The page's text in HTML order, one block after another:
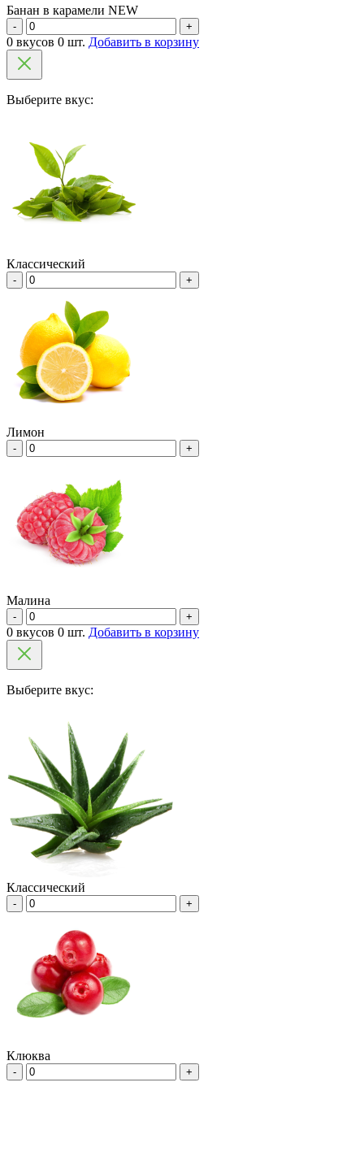
Банан в карамели NEW
- +
0 вкусов 0 шт. Добавить в корзину
Выберите вкус:
Классический
- +
Лимон
- +
Малина
- +
0 вкусов 0 шт. Добавить в корзину
Выберите вкус:
Классический
- +
Клюква
- +